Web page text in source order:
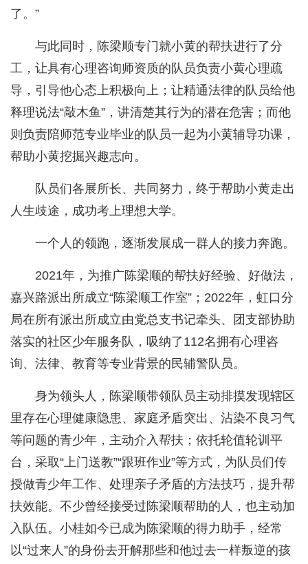
了。”
与此同时，陈梁顺专门就小黄的帮扶进行了分
工，让具有心理咨询师资质的队员负责小黄心理疏
导，引导他心态上积极向上；让精通法律的队员给他
释理说法“敲木鱼”，讲清楚其行为的潜在危害；而他
则负责陪师范专业毕业的队员一起为小黄辅导功课，
帮助小黄挖掘兴趣志向。
队员们各展所长、共同努力，终于帮助小黄走出
人生歧途，成功考上理想大学。
一个人的领跑，逐渐发展成一群人的接力奔跑。
2021年，为推广陈梁顺的帮扶好经验、好做法，
嘉兴路派出所成立“陈梁顺工作室”；2022年，虹口分
局在所有派出所成立由党总支书记牵头、团支部协助
落实的社区少年服务队，吸纳了112名拥有心理咨
询、法律、教育等专业背景的民辅警队员。
身为领头人，陈梁顺带领队员主动排摸发现辖区
里存在心理健康隐患、家庭矛盾突出、沾染不良习气
等问题的青少年，主动介入帮扶；依托轮值轮训平
台，采取“上门送教”“跟班作业”等方式，为队员们传
授做青少年工作、处理亲子矛盾的方法技巧，提升帮
扶效能。不少曾经接受过陈梁顺帮助的人，也主动加
入队伍。小桂如今已成为陈梁顺的得力助手，经常
以“过来人”的身份去开解那些和他过去一样叛逆的孩